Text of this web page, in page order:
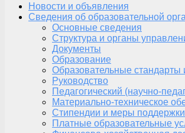
Новости и объявления
Сведения об образовательной
Основные сведения
Структура и органы
Документы
Образование
Образовательные стандарты
Руководство
Педагогический (научно-
Материально-техническое
Стипендии и меры
Платные образовательные